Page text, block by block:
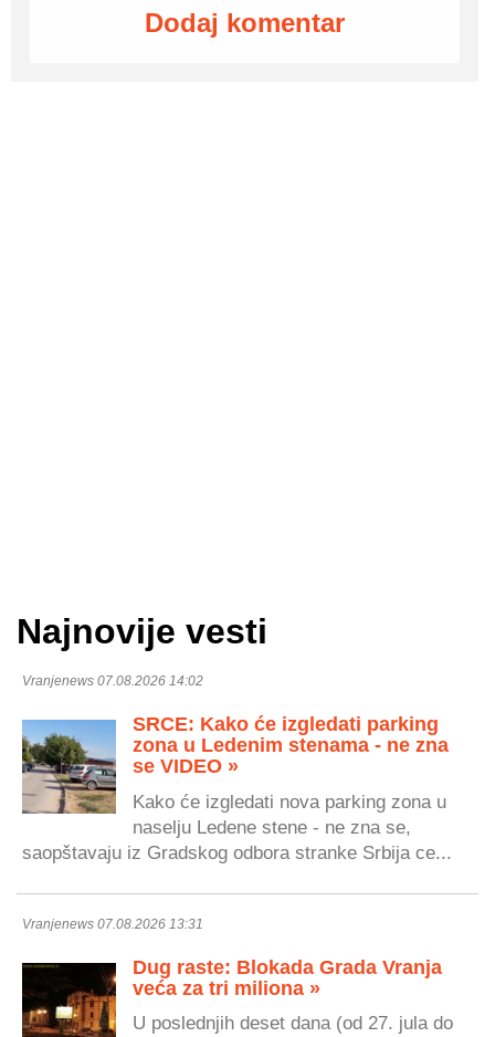
Dodaj komentar
Najnovije vesti
Vranjenews 07.08.2026 14:02
SRCE: Kako će izgledati parking
zona u Ledenim stenama - ne zna
se VIDEO »
Kako će izgledati nova parking zona u
naselju Ledene stene - ne zna se,
saopštavaju iz Gradskog odbora stranke Srbija ce...
Vranjenews 07.08.2026 13:31
Dug raste: Blokada Grada Vranja
veća za tri miliona »
U poslednjih deset dana (od 27. jula do